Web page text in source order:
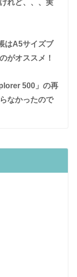
れど、、、実
はA5サイズブ
がオススメ！
500」の再
なかったので